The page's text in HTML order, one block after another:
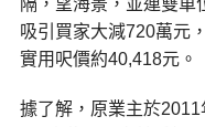
隔，望海景，並連雙車
吸引買家大減720萬元
實用呎價約40,418元。
據了解，原業主於